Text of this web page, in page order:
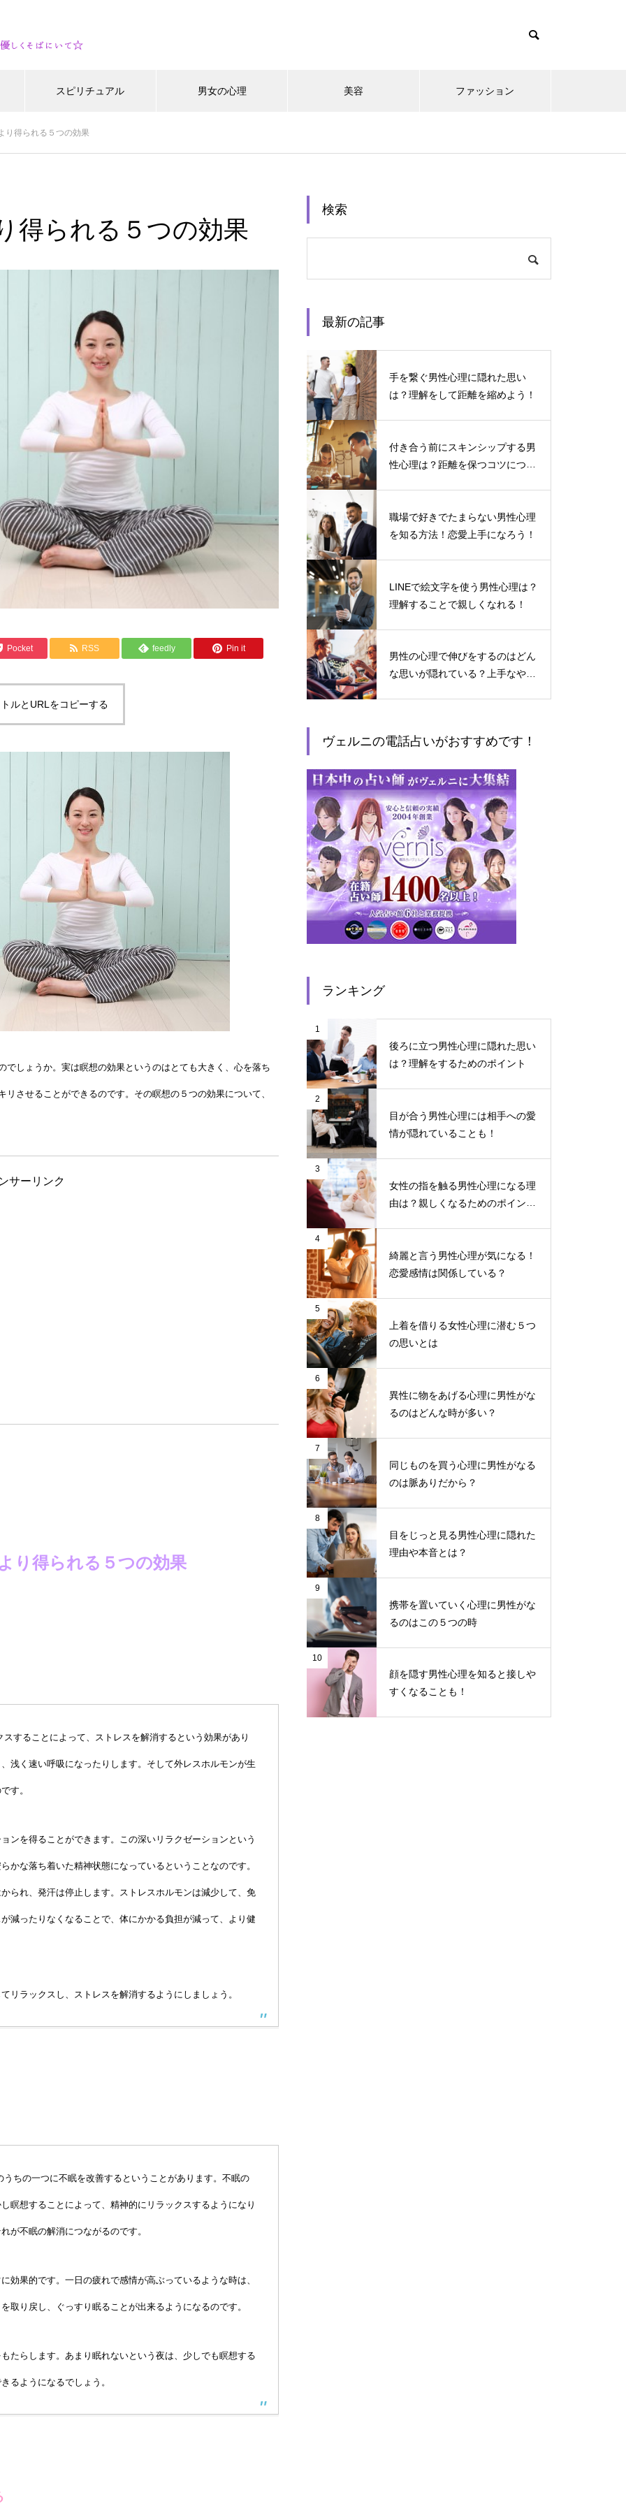
スピリチュアル 男女の心理 美容 ファッション
り得られる５つの効果
得られる５つの効果
Pocket RSS feedly Pin it
ルとURLをコピーする
しょうか。実は瞑想の効果というのはとても大きく、心を落ち
させることができるのです。その瞑想の５つの効果について、
サーリンク
り得られる５つの効果
することによって、ストレスを解消するという効果があり
浅く速い呼吸になったりします。そして外レスホルモンが生
す。
ンを得ることができます。この深いリラクゼーションという
かな落ち着いた精神状態になっているということなのです。
られ、発汗は停止します。ストレスホルモンは減少して、免
減ったりなくなることで、体にかかる負担が減って、より健
リラックスし、ストレスを解消するようにしましょう。
ちの一つに不眠を改善するということがあります。不眠の
瞑想することによって、精神的にリラックスするようになり
が不眠の解消につながるのです。
効果的です。一日の疲れで感情が高ぶっているような時は、
取り戻し、ぐっすり眠ることが出来るようになるのです。
たらします。あまり眠れないという夜は、少しでも瞑想する
るようになるでしょう。
検索
最新の記事
手を繋ぐ男性心理に隠れた思い
は？理解をして距離を縮めよう！
付き合う前にスキンシップする男
性心理は？距離を保つコツについ
職場で好きでたまらない男性心理
を知る方法！恋愛上手になろう！
LINEで絵文字を使う男性心理は？
理解することで親しくなれる！
男性の心理で伸びをするのはどん
な思いが隠れている？上手なやり
ヴェルニの電話占いがおすすめです！
ランキング
1
後ろに立つ男性心理に隠れた思い
は？理解をするためのポイント
2
目が合う男性心理には相手への愛
情が隠れていることも！
3
女性の指を触る男性心理になる理
由は？親しくなるためのポイント
4
綺麗と言う男性心理が気になる！
恋愛感情は関係している？
5
上着を借りる女性心理に潜む５つ
の思いとは
6
異性に物をあげる心理に男性がな
るのはどんな時が多い？
7
同じものを買う心理に男性がなる
のは脈ありだから？
8
目をじっと見る男性心理に隠れた
理由や本音とは？
9
携帯を置いていく心理に男性がな
るのはこの５つの時
10
顔を隠す男性心理を知ると接しや
すくなることも！